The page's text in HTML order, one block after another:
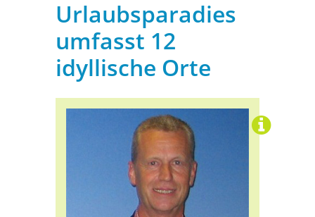
Urlaubsparadies
umfasst 12
idyllische Orte